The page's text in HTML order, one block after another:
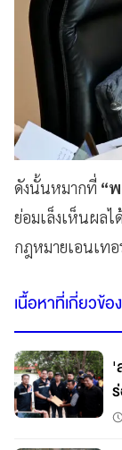
ดังนั้นหมากที่ “
ย่อมเล็งเห็นผลไ
กฎหมายเอนเท
เนื้อหาที่เกี่ยวข้อง
'